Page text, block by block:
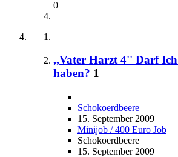
0
,,Vater Harzt 4'' Darf
haben? 1
Schokoerdbeere
15. September 2009
Minijob / 400 Euro Job
Schokoerdbeere
15. September 2009